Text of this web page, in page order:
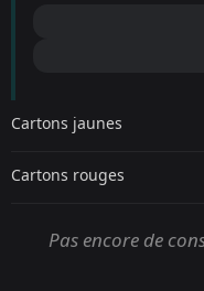
Cartons jaunes
Cartons rouges
Pas encore de